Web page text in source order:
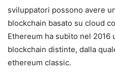
sviluppatori possono avere
blockchain basato su cloud
Ethereum ha subìto nel 2016
blockchain distinte, dalla
ethereum classic.